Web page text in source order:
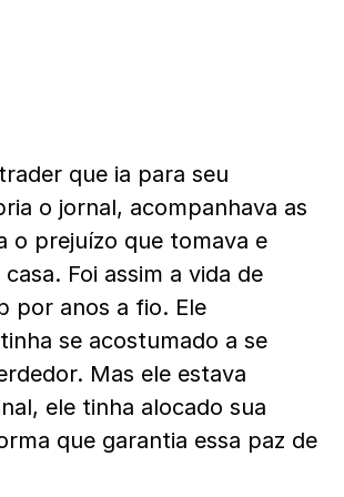
que ia para seu
o jornal, acompanhava as
o prejuízo que tomava e
Foi assim a vida de
por anos a fio. Ele
se acostumado a se
Mas ele estava
ele tinha alocado sua
que garantia essa paz de